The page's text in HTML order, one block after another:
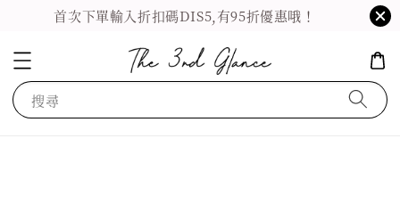
首次下單輸入折扣碼DIS5,有95折優惠哦！
搜尋